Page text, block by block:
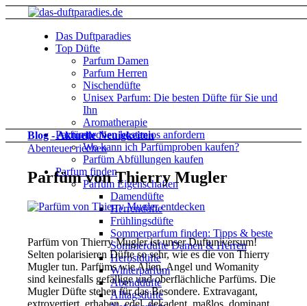
Das Duftparadies
Top Düfte
Parfum Damen
Parfum Herren
Nischendüfte
Unisex Parfum: Die besten Düfte für Sie und
Ihn
Aromatherapie
Parfümproben kostenlos anfordern
Wo kann ich Parfümproben kaufen?
Parfüm Abfüllungen kaufen
Parfum finden
Parfüm Eigenschaften
Damendüfte
Herrendüfte
Frühlingsdüfte
Sommerparfum finden: Tipps & beste
Sommerdüfte Damen & Herren
Herbstdüfte
Winterparfum
Abenddüfte
Alltagsdüfte
Blog - Aktuelle Neuigkeiten
Abenteuer riechen
Parfüm von Thierry Mugler
Parfüm von Thierry Mugler ist unser Duftuniversum!
Selten polarisieren Düfte so sehr, wie es die von Thierry
Mugler tun. Parfüms wie Alien, Angel und Womanity
sind keinesfalls gefällige und oberflächliche Parfüms. Die
Mugler Düfte stehen für das Besondere. Extravagant,
extrovertiert, erhaben, edel, dekadent, maßlos, dominant,